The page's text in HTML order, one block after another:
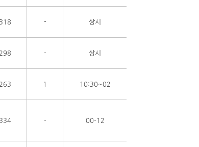
- 상시
- 상시
1 10:30~02
- 00-12